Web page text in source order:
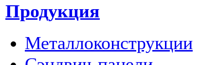
Продукция
Металлоконструкции